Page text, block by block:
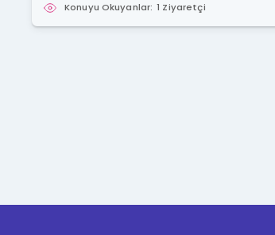
Konuyu Okuyanlar: 1 Ziyaretçi